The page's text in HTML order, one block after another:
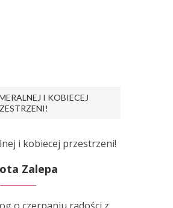
I KOBIECEJ
Zalepa